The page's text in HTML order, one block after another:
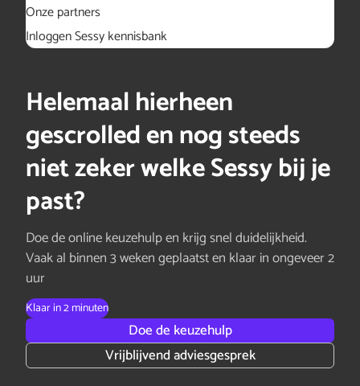
Onze partners
Inloggen Sessy kennisbank
Helemaal hierheen
gescrolled en nog steeds
niet zeker welke Sessy bij je
past?
Doe de online keuzehulp en krijg snel duidelijkheid.
Vaak al binnen 3 weken geplaatst en klaar in ongeveer 2
uur
Klaar in 2 minuten
Doe de keuzehulp
Vrijblijvend adviesgesprek